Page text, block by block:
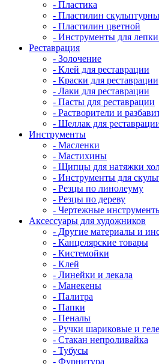
- Пластика
- Пластилин
- Пластилин цветной
- Инструменты для
Реставрация
- Золочение
- Клей для реставрации
- Краски для реставрации
- Лаки для реставрации
- Пасты для реставрации
- Растворители и
- Шеллак для
Инструменты
- Масленки
- Мастихины
- Щипцы для натяжки
- Инструменты для
- Резцы по линолеуму
- Резцы по дереву
- Чертежные
Аксессуары для художников
- Другие материалы и
- Канцелярские товары
- Кистемойки
- Клей
- Линейки и лекала
- Манекены
- Палитра
- Папки
- Пеналы
- Ручки шариковые и
- Стакан непроливайка
- Тубусы
- Фурнитура